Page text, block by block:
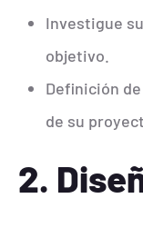
Investigue
objetivo.
Definición
de su
2.